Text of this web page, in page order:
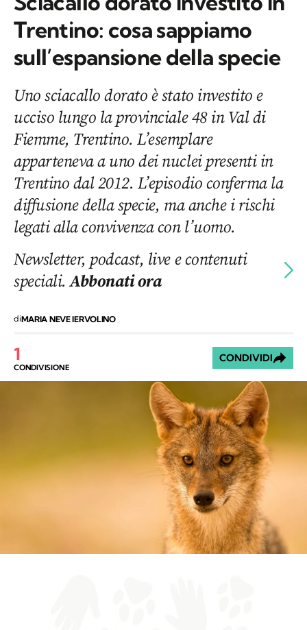
Trentino: cosa sappiamo
sull’espansione della specie
Uno sciacallo dorato è stato investito e
ucciso lungo la provinciale 48 in Val di
Fiemme, Trentino. L’esemplare
apparteneva a uno dei nuclei presenti in
Trentino dal 2012. L’episodio conferma la
diffusione della specie, ma anche i rischi
legati alla convivenza con l’uomo.
Newsletter, podcast, live e contenuti
speciali.Abbonati ora
diMARIA NEVE IERVOLINO
1
CONDIVISIONE
CONDIVIDI